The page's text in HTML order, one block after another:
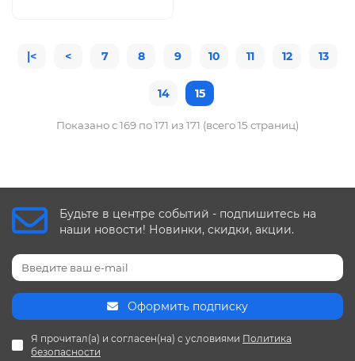
|< < 7 8 9 10 11 12 13
14 15
Показано с 169 по 171 из 171 (всего 15 страниц)
Будьте в центре событий - подпишитесь на
наши новости! Новинки, скидки, акции.
Оформить подписку
Я прочитал(а) и согласен(на) с условиями Политика
безопасности